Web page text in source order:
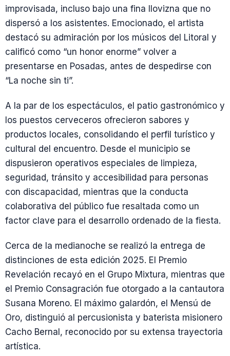
improvisada, incluso bajo una fina llovizna que no
dispersó a los asistentes. Emocionado, el artista
destacó su admiración por los músicos del Litoral y
calificó como “un honor enorme” volver a
presentarse en Posadas, antes de despedirse con
“La noche sin ti”.
A la par de los espectáculos, el patio gastronómico y
los puestos cerveceros ofrecieron sabores y
productos locales, consolidando el perfil turístico y
cultural del encuentro. Desde el municipio se
dispusieron operativos especiales de limpieza,
seguridad, tránsito y accesibilidad para personas
con discapacidad, mientras que la conducta
colaborativa del público fue resaltada como un
factor clave para el desarrollo ordenado de la fiesta.
Cerca de la medianoche se realizó la entrega de
distinciones de esta edición 2025. El Premio
Revelación recayó en el Grupo Mixtura, mientras que
el Premio Consagración fue otorgado a la cantautora
Susana Moreno. El máximo galardón, el Mensú de
Oro, distinguió al percusionista y baterista misionero
Cacho Bernal, reconocido por su extensa trayectoria
artística.